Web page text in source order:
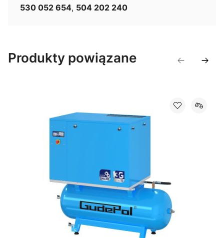
530 052 654, 504 202 240
Produkty powiązane